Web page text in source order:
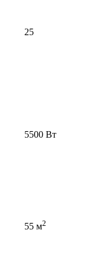
25
5500 Вт
55 м2